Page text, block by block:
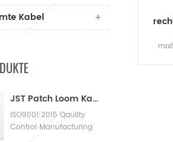
Kabel
JST Patch Loom Kabelbaum
ISO9001:2015 Qaulity
Control Manufacturing